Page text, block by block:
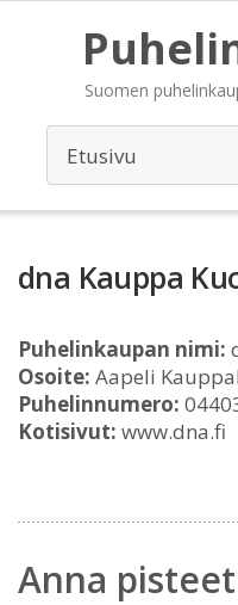
Suomen
dna Kauppa
Puhelinkaupan nimi:
Osoite: Aapeli
Puhelinnumero:
Kotisivut: www.dna.fi
Anna pisteet